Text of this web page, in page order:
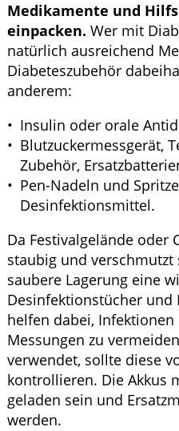
Medikamente und
einpacken. Wer mit
natürlich ausreichend
Diabeteszubehör
anderem:
Insulin oder orale
Blutzuckermessgerät,
Zubehör,
Pen-Nadeln und
Desinfektionsmittel.
Da Festivalgelände oder
staubig und
saubere Lagerung eine
Desinfektionstücher
helfen dabei,
Messungen zu
verwendet, sollte diese
kontrollieren. Die Akkus
geladen sein und
werden.